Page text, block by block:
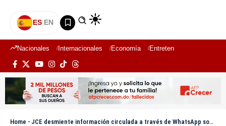
ES|EN
Nacionales Internacionales Economía Entretenimiento
Home - JCE desmiente información circulada a través de WhatsApp sobre traslado de recintos del DN